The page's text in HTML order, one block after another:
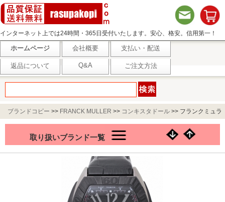
インターネット上では24時間・365日受付いたします。安心、格安。信用第一！
ホームページ 会社概要 支払い・配送
返品について Q&A ご注文方法
ブランドコピー >> FRANCK MULLER >> コンキスタドール >> フランクミュラ
取り扱いブランド一覧